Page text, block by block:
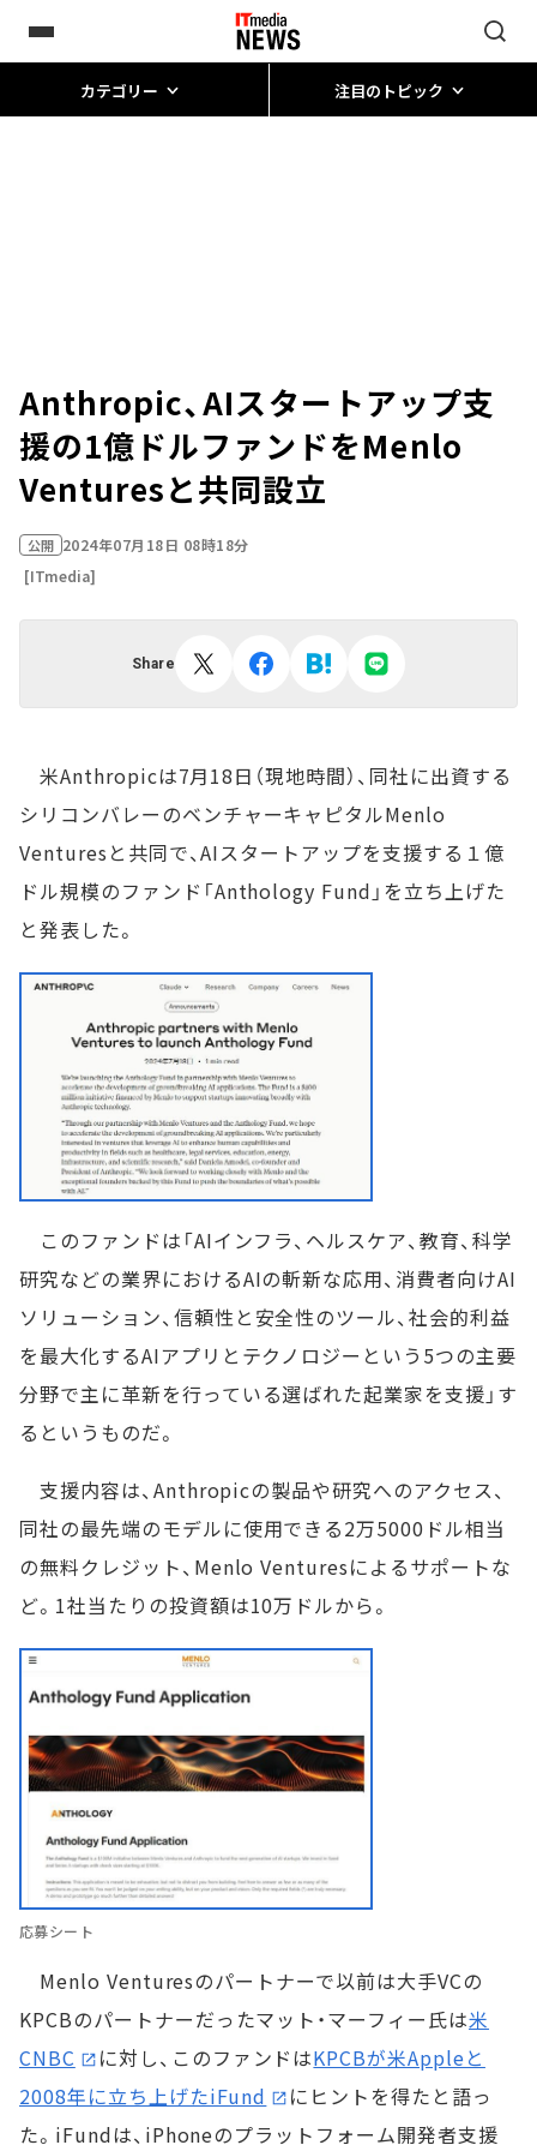
カテゴリー 注目のトピック
Anthropic、AIスタートアップ支
援の1億ドルファンドをMenlo
Venturesと共同設立
公開 2024年07月18日 08時18分
[ITmedia]
Share
米Anthropicは7月18日（現地時間）、同社に出資する
シリコンバレーのベンチャーキャピタルMenlo
Venturesと共同で、AIスタートアップを支援する１億
ドル規模のファンド「Anthology Fund」を立ち上げた
と発表した。
このファンドは「AIインフラ、ヘルスケア、教育、科学
研究などの業界におけるAIの斬新な応用、消費者向けAI
ソリューション、信頼性と安全性のツール、社会的利益
を最大化するAIアプリとテクノロジーという5つの主要
分野で主に革新を行っている選ばれた起業家を支援」す
るというものだ。
支援内容は、Anthropicの製品や研究へのアクセス、
同社の最先端のモデルに使用できる2万5000ドル相当
の無料クレジット、Menlo Venturesによるサポートな
ど。1社当たりの投資額は10万ドルから。
応募シート
Menlo Venturesのパートナーで以前は大手VCの
KPCBのパートナーだったマット・マーフィー氏は米
CNBC
に対し、このファンドはKPCBが米Appleと
2008年に立ち上げたiFund
にヒントを得たと語っ
た。iFundは、iPhoneのプラットフォーム開発者支援